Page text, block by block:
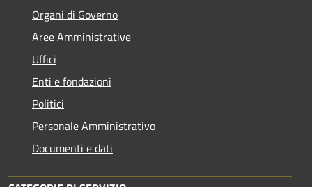
Organi di Governo
Aree Amministrative
Uffici
Enti e fondazioni
Politici
Personale Amministrativo
Documenti e dati